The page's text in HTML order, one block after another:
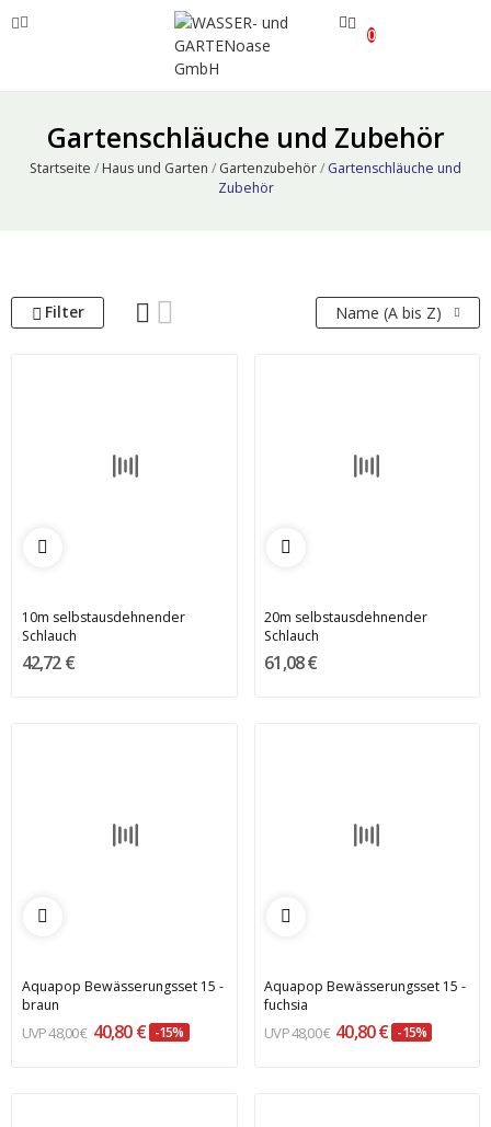
0
Gartenschläuche und Zubehör
Startseite Haus und Garten Gartenzubehör
Gartenschläuche und
Zubehör
Filter Name (A bis Z)
10m selbstausdehnender
Schlauch
42,72 €
20m selbstausdehnender
Schlauch
61,08 €
Aquapop Bewässerungsset 15 -
braun
48,00 € 40,80 € -15%
Aquapop Bewässerungsset 15 -
fuchsia
48,00 € 40,80 € -15%